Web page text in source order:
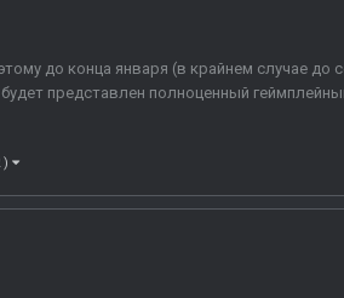
до конца января (в крайнем случае
представлен полноценный
)